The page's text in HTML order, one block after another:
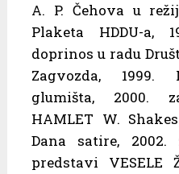
A. P. Čehova u
Plaketa HDDU-a,
doprinos u radu
Zagvozda, 1999.
glumišta, 2000.
HAMLET W.
Dana satire,
predstavi VESELE